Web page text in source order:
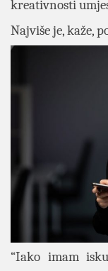
kreativnosti
Najviše je, kaže,
“Iako imam